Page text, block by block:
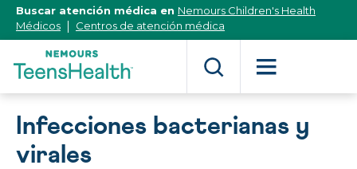
[Skip
Content]
Buscar atención médica en Nemours Children's Health
Médicos
Centros de atención médica
Infecciones bacterianas y
virales